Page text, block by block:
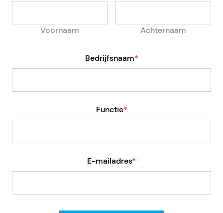
Voornaam Achternaam
Bedrijfsnaam*
Functie*
E-mailadres*